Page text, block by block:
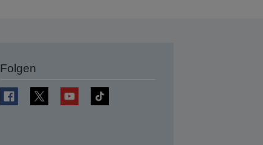
Folgen